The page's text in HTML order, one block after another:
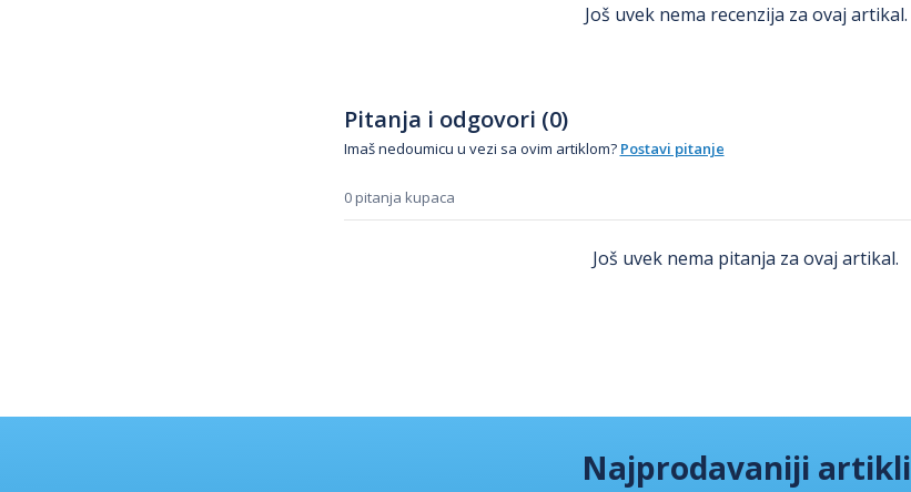
Još uvek nema recenzija za ovaj artikal.
Pitanja i odgovori (0)
Imaš nedoumicu u vezi sa ovim artiklom? Postavi pitanje
0 pitanja kupaca
Još uvek nema pitanja za ovaj artikal.
Najprodavaniji artikli